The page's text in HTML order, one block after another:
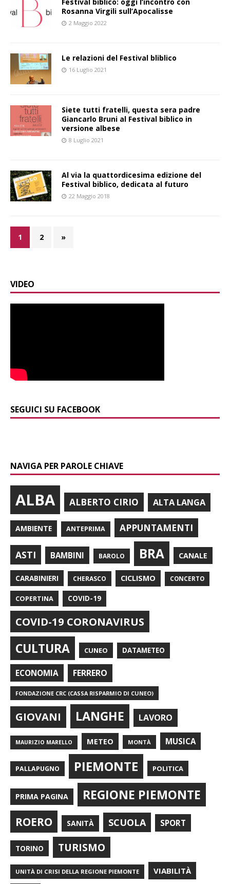
Rosanna Virgili sull’Apocalisse
2 Maggio 2022
Le relazioni del Festival bliblico
16 Luglio 2021
Siete tutti fratelli, questa sera padre
Giancarlo Bruni al Festival biblico in
versione albese
8 Luglio 2021
Al via la quattordicesima edizione del
Festival biblico, dedicata al futuro
22 Maggio 2018
1 2 »
VIDEO
SEGUICI SU FACEBOOK
NAVIGA PER PAROLE CHIAVE
ALBA ALBERTO CIRIO ALTA LANGA
AMBIENTE ANTEPRIMA APPUNTAMENTI
ASTI BAMBINI BAROLO BRA CANALE
CARABINIERI CHERASCO CICLISMO CONCERTO
COPERTINA COVID-19
COVID-19 CORONAVIRUS
CULTURA CUNEO DATAMETEO
ECONOMIA FERRERO
FONDAZIONE CRC (CASSA RISPARMIO DI CUNEO)
GIOVANI LANGHE LAVORO
MAURIZIO MARELLO METEO MONTÀ MUSICA
PALLAPUGNO PIEMONTE POLITICA
PRIMA PAGINA REGIONE PIEMONTE
ROERO SANITÀ SCUOLA SPORT
TORINO TURISMO
UNITÀ DI CRISI DELLA REGIONE PIEMONTE VIABILITÀ